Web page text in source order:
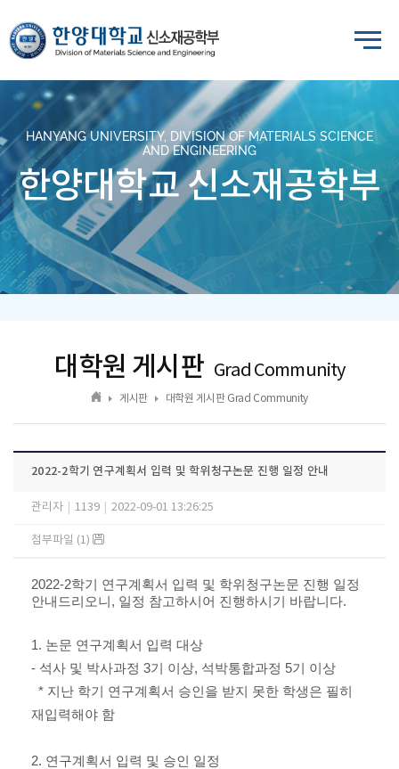
HANYANG UNIVERSITY, DIVISION OF MATERIALS SCIENCE
AND ENGINEERING
한양대학교 신소재공학부
대학원 게시판 Grad Community
게시판 대학원 게시판 Grad Community
2022-2학기 연구계획서 입력 및 학위청구논문 진행 일정 안내
관리자 1139 2022-09-01 13:26:25
첨부파일 (1)
2022-2학기 연구계획서 입력 및 학위청구논문 진행 일정
안내드리오니, 일정 참고하시어 진행하시기 바랍니다.
1. 논문 연구계획서 입력 대상
- 석사 및 박사과정 3기 이상, 석박통합과정 5기 이상
* 지난 학기 연구계획서 승인을 받지 못한 학생은 필히
재입력해야 함
2. 연구계획서 입력 및 승인 일정